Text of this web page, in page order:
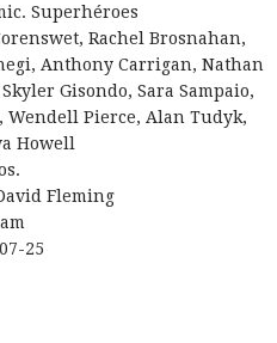
Superhéroes
Rachel Brosnahan,
Anthony Carrigan, Nathan
Gisondo, Sara Sampaio,
Wendell Pierce, Alan Tudyk,
Howell
Fleming
25